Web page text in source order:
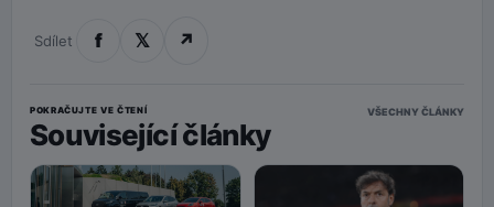
Sdílet f 𝕏 ↗
POKRAČUJTE VE ČTENÍ
Související články
VŠECHNY ČLÁNKY